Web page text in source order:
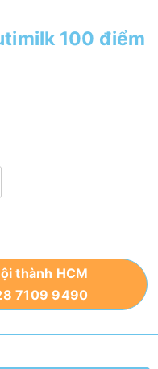
100 điểm
thành HCM
7109 9490